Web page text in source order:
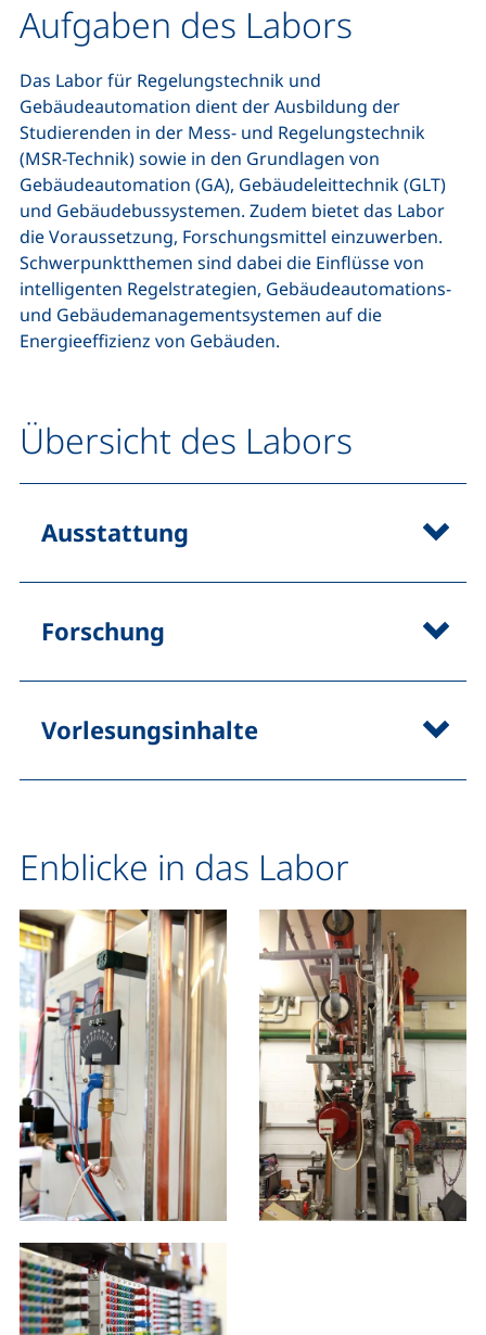
Aufgaben des Labors
Das Labor für Regelungstechnik und
Gebäudeautomation dient der Ausbildung der
Studierenden in der Mess- und Regelungstechnik
(MSR-Technik) sowie in den Grundlagen von
Gebäudeautomation (GA), Gebäudeleittechnik (GLT)
und Gebäudebussystemen. Zudem bietet das Labor
die Voraussetzung, Forschungsmittel einzuwerben.
Schwerpunktthemen sind dabei die Einflüsse von
intelligenten Regelstrategien, Gebäudeautomations-
und Gebäudemanagementsystemen auf die
Energieeffizienz von Gebäuden.
Übersicht des Labors
Ausstattung
Forschung
Vorlesungsinhalte
Enblicke in das Labor